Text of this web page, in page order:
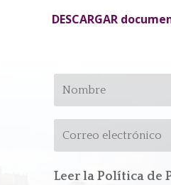
DESCARGAR
Leer la Política de